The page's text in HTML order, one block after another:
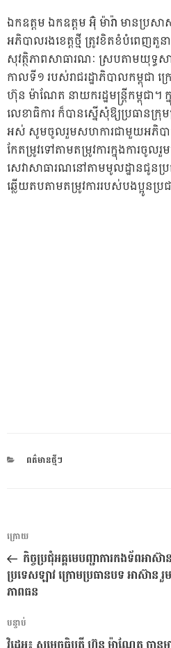
ឯកឧត្តម ឯកឧត្តម អ៊ុំ ម៉ារ៉ា មានប្រស
អភិបាលរងខេត្តថ្មី ត្រូវខិតខំបំពេញតួន
សុវត្ថិភាពសាធារណៈ ស្របតាមយុទ្
កាលទី១ របស់រាជរដ្ឋាភិបាលកម្ពុជា
ហ៊ុន ម៉ាណែត នាយករដ្ឋមន្ត្រីកម្ពុជា។
លេខាធិការ ក៏បានស្នើសុំឱ្យប្រធានក្រុមប្
អស់ សូមចូលរួមសហការជាមួយអភិបាលរង
កែតម្រូវទៅតាមតម្រូវការក្នុងការចូល
សេវាសាធារណនៅតាមមូលដ្ឋានជូនប្រ
ឆ្លើយតបតាមតម្រូវការរបស់បងប្អូនប្រ
CATEGORIES
ពត៌មានថ្មីៗ
ការ​
នាំទិស​
ប្រកាស
អត្ថបទ
មុន
ក្រោយ
កិច្ចប្រជុំអគ្គមេបញ្ជាការកងទ័ពអ
ប្រទេសឡាវ ក្រោមប្រធានបទ អាស៊ាន រួ
ភាពធន
អត្ថបទ
បន្ទាប់
បន្ទាប់